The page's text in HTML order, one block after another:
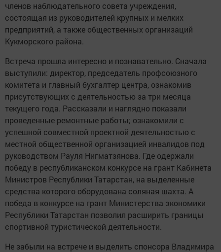
членов наблюдательного совета учреждения,
состоящая из руководителей крупных и мелких
предприятий, а также общественных организаций
Кукморского района.
Встреча прошла интересно и познавательно. Сначала
выступили: директор, председатель профсоюзного
комитета и главный бухгалтер центра, ознакомив
присутствующих с деятельностью за три месяца
текущего года. Рассказали и наглядно показали
проведенные ремонтные работы; ознакомили с
успешной совместной проектной деятельностью с
местной общественной организацией инвалидов под
руководством Рауля Нигматзянова. Где одержали
победу в республиканском конкурсе на грант Кабинета
Министров Республики Татарстан, на выделенные
средства которого оборудована соляная шахта. А
победа в конкурсе на грант Министерства экономики
Республики Татарстан позволил расширить границы
спортивной туристической деятельности.
Не забыли на встрече и выделить спонсора Владимира